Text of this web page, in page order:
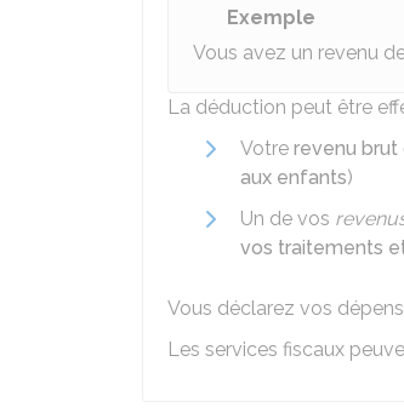
Exemple
Vous avez un revenu
La déduction peut être
Votre revenu brut
aux enfants)
Un de vos
vos traitements
Vous déclarez vos
Les services fiscaux